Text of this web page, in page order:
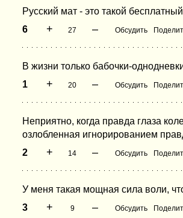
Русский мат - это такой
6
+ 27 – Обсудить
В жизни только бабочки-
1
+ 20 – Обсудить
Неприятно, когда правда глаза
озлобленная игнорированием
2
+ 14 – Обсудить
У меня такая мощная сила воли,
3
+ 9 – Обсудить